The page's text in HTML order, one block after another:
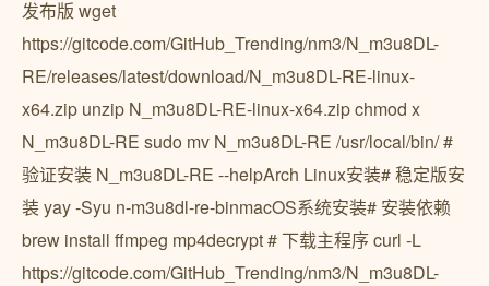
发布版 wget
https://gitcode.com/GitHub_Trending/nm3/N_m3u8DL-
RE/releases/latest/download/N_m3u8DL-RE-linux-
x64.zip unzip N_m3u8DL-RE-linux-x64.zip chmod x
N_m3u8DL-RE sudo mv N_m3u8DL-RE /usr/local/bin/ #
验证安装 N_m3u8DL-RE --helpArch Linux安装# 稳定版安
装 yay -Syu n-m3u8dl-re-binmacOS系统安装# 安装依赖
brew install ffmpeg mp4decrypt # 下载主程序 curl -L
https://gitcode.com/GitHub_Trending/nm3/N_m3u8DL-